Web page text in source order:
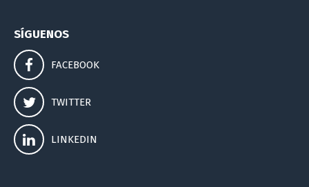
SÍGUENOS
FACEBOOK
TWITTER
LINKEDIN